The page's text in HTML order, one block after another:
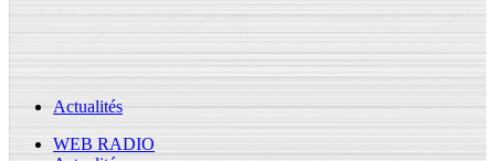
Actualités
WEB RADIO